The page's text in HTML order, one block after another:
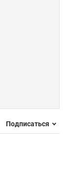
Подписаться